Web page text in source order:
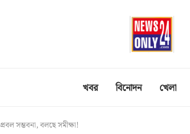
খবর বিনোদন খেলা
সম্ভবনা, বলছে সমীক্ষা!